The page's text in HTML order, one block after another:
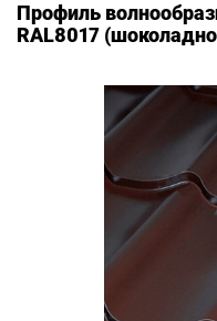
Профиль
RAL8017